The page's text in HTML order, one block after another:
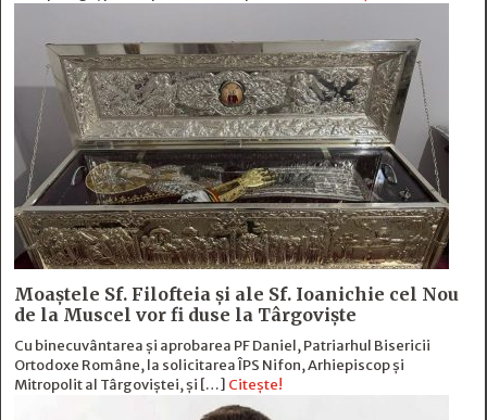
Moaștele Sf. Filofteia și ale Sf. Ioanichie cel Nou
de la Muscel vor fi duse la Târgoviște
Cu binecuvântarea și aprobarea PF Daniel, Patriarhul Bisericii
Ortodoxe Române, la solicitarea ÎPS Nifon, Arhiepiscop și
Mitropolit al Târgoviștei, și […] Citește!